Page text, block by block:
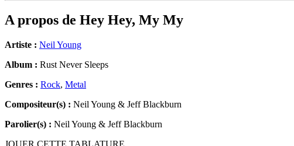
A propos de Hey Hey, My My
Artiste : Neil Young
Album : Rust Never Sleeps
Genres : Rock, Metal
Compositeur(s) : Neil Young & Jeff Blackburn
Parolier(s) : Neil Young & Jeff Blackburn